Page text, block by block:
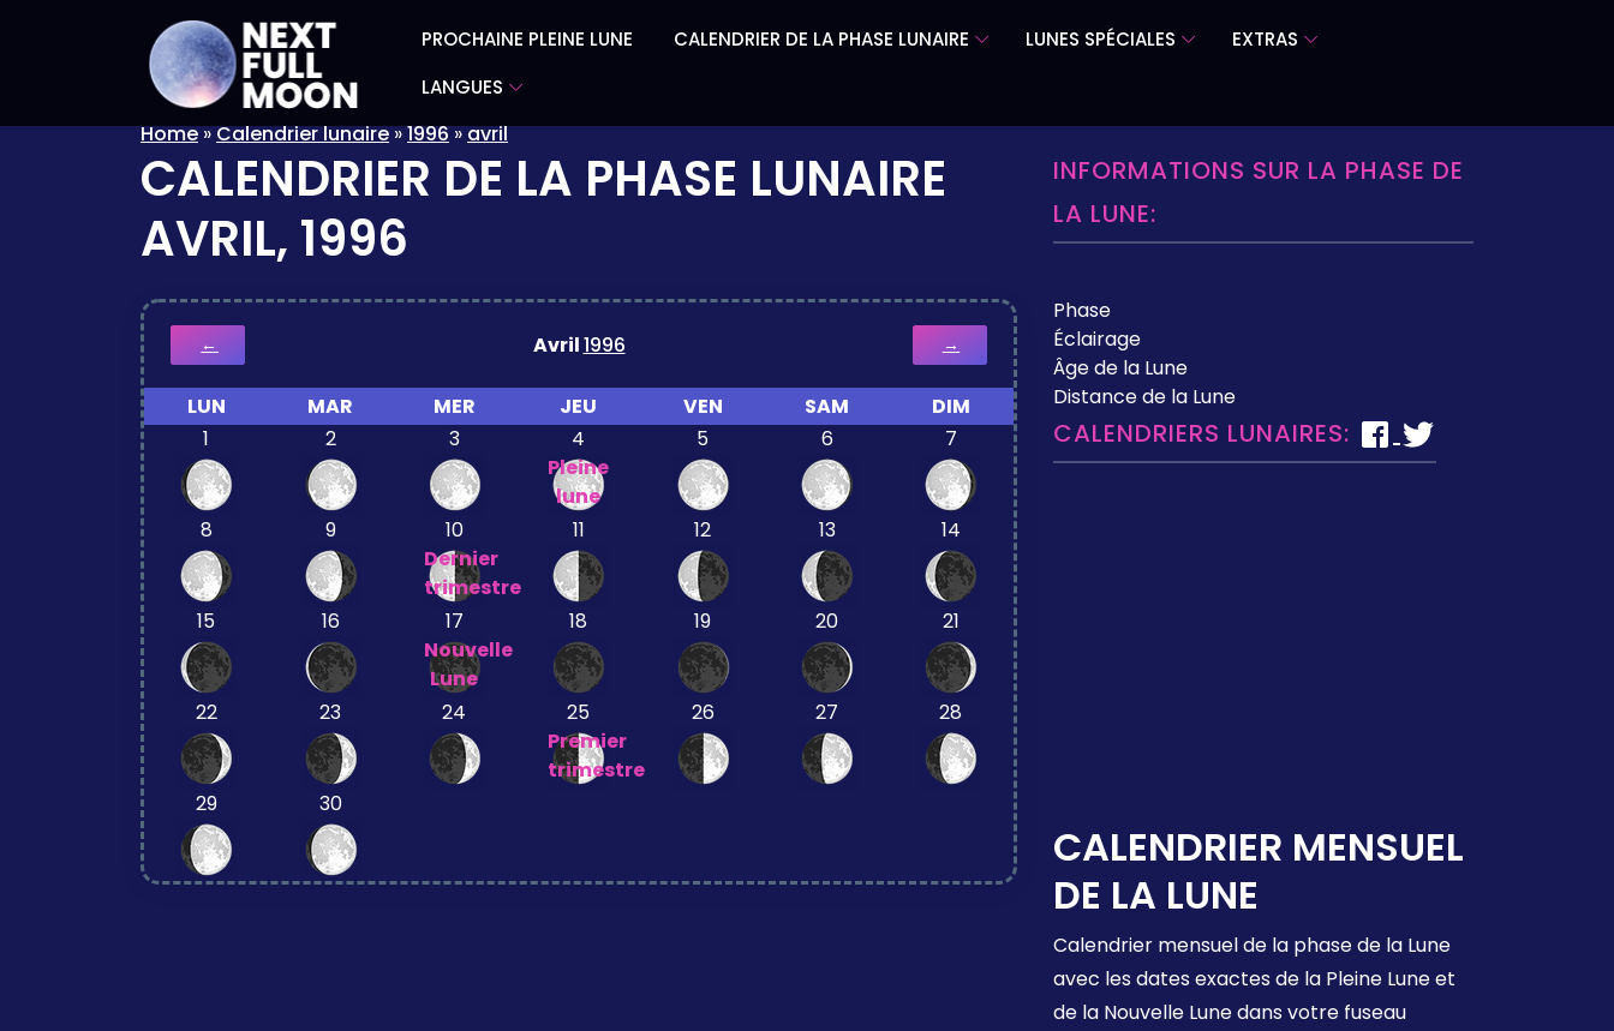
PROCHAINE PLEINE LUNE CALENDRIER DE LA PHASE LUNAIRE LUNES SPÉCIALES
EXTRAS
LANGUES
Home»Calendrier lunaire»1996»avril
CALENDRIER DE LA PHASE LUNAIRE
AVRIL, 1996
← Avril1996 →
LUN MAR MER JEU VEN SAM
DIM
1
2 3
4
Pleine
lune
5 6 7
8 9
10
Dernier
trimestre
11 12 13 14
15 16
17
Nouvelle
Lune
18 19 20 21
22 23 24
25
Premier
trimestre
26 27 28
29 30
INFORMATIONS SUR LA PHASE DE
LA LUNE:
Phase
Éclairage
Âge de la Lune
Distance de la Lune
CALENDRIERS LUNAIRES:
CALENDRIER MENSUEL
DE LA LUNE
Calendrier mensuel de la phase de la Lune
avec les dates exactes de la Pleine Lune et
de la Nouvelle Lune dans votre fuseau